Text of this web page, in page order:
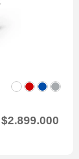
$2.899.000